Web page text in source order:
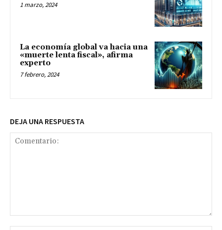
1 marzo, 2024
La economía global va hacia una
«muerte lenta fiscal», afirma
experto
7 febrero, 2024
DEJA UNA RESPUESTA